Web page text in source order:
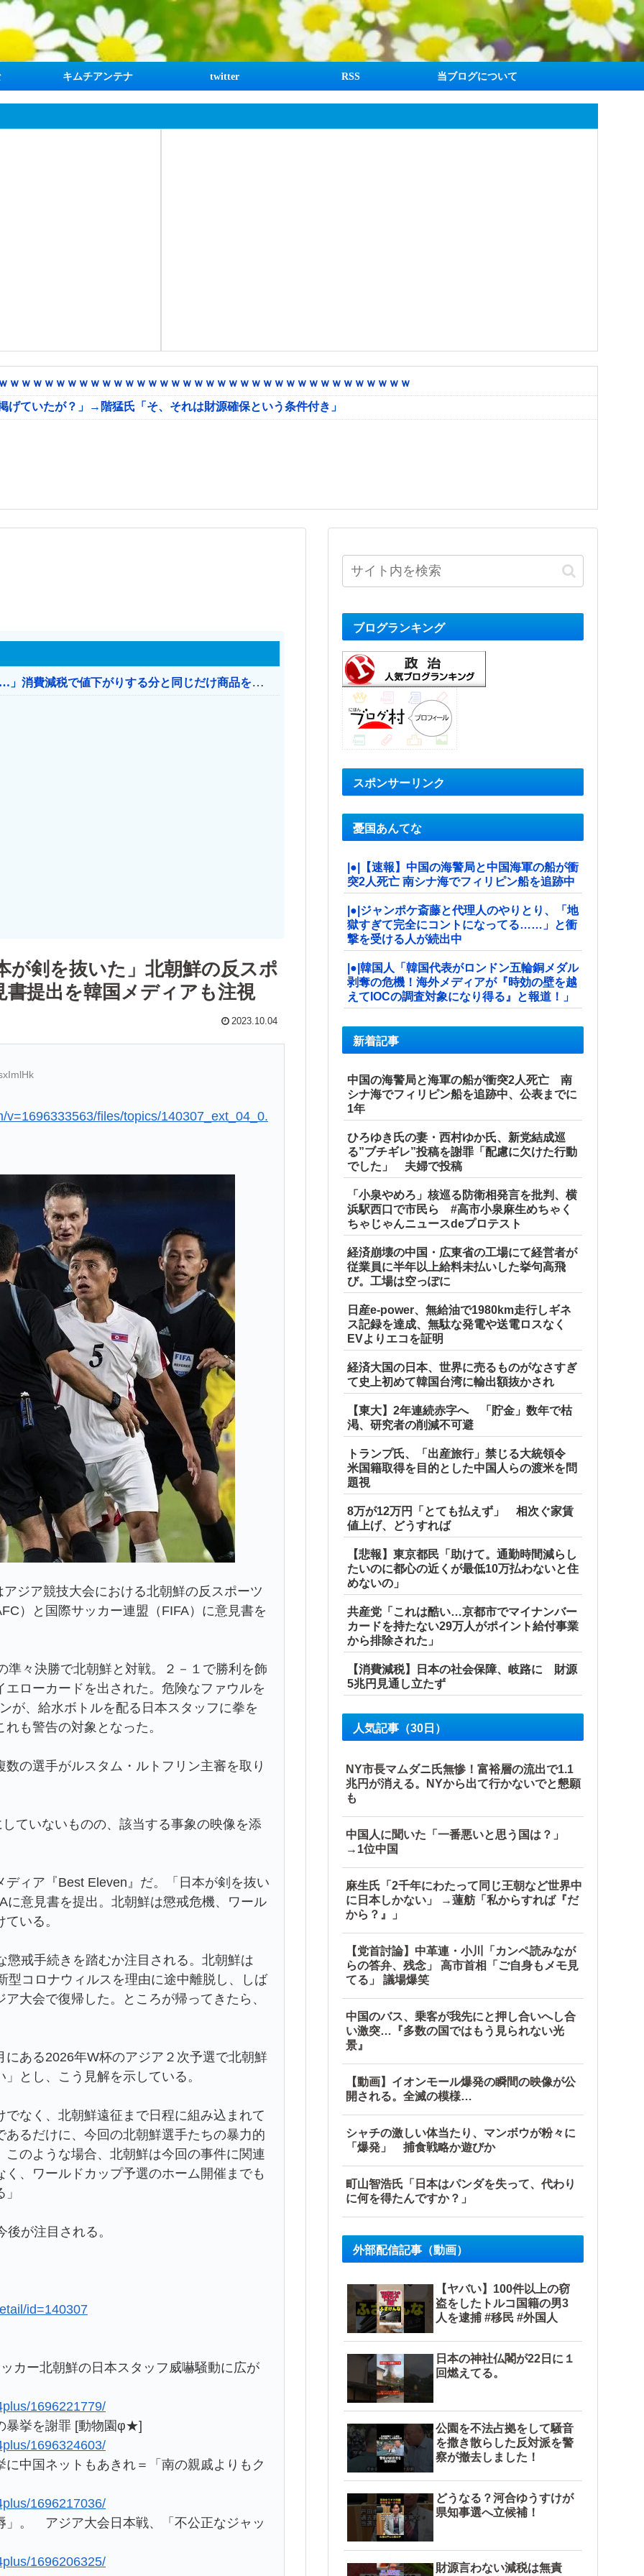
キムチアンテナ twitter RSS 当ブログについて
ｗｗｗｗｗｗｗｗｗｗｗｗｗｗｗｗｗｗｗｗｗｗｗｗｗｗｗｗｗｗｗｗｗｗ
ていたが？」→階猛氏「そ、それは財源確保という条件付き」
【消費税率1％】 「下げるのが筋なんですけど…」消費減税で値下がりする分と同じだけ商品を値上げして店頭価格を変えない店も
が剣を抜いた」北朝鮮の反スポ
提出を韓国メディアも注視
2023.10.04
files/topics/140307_ext_04_0.
ジア競技大会における北朝鮮の反スポーツ
）と国際サッカー連盟（FIFA）に意見書を
々決勝で北朝鮮と対戦。２－１で勝利を飾
ローカードを出された。危険なファウルを
が、給水ボトルを配る日本スタッフに拳を
も警告の対象となった。
の選手がルスタム・ルトフリン主審を取り
ていないものの、該当する事象の映像を添
ィア『Best Eleven』だ。「日本が剣を抜い
意見書を提出。北朝鮮は懲戒危機、ワール
いる。
戒手続きを踏むか注目される。北朝鮮は
型コロナウィルスを理由に途中離脱し、しば
大会で復帰した。ところが帰ってきたら、
ある2026年W杯のアジア２次予選で北朝鮮
とし、こう見解を示している。
なく、北朝鮮遠征まで日程に組み込まれて
るだけに、今回の北朝鮮選手たちの暴力的
のような場合、北朝鮮は今回の事件に関連
、ワールドカップ予選のホーム開催までも
が注目される。
id=140307
カー北朝鮮の日本スタッフ威嚇騒動に広が
1696221779/
暴挙を謝罪 [動物園φ★]
1696324603/
中国ネットもあきれ＝「南の親戚よりもク
1696217036/
。 アジア大会日本戦、「不公正なジャッ
1696206325/
ブログランキング
スポンサーリンク
憂国あんてな
|●|【速報】中国の海警局と中国海軍の船が衝
突2人死亡 南シナ海でフィリピン船を追跡中
|●|ジャンポケ斎藤と代理人のやりとり、「地
獄すぎて完全にコントになってる……」と衝
撃を受ける人が続出中
|●|韓国人「韓国代表がロンドン五輪銅メダル
剥奪の危機！海外メディアが『時効の壁を越
えてIOCの調査対象になり得る』と報道！」
新着記事
中国の海警局と海軍の船が衝突2人死亡 南
シナ海でフィリピン船を追跡中、公表までに
1年
ひろゆき氏の妻・西村ゆか氏、新党結成巡
る”ブチギレ”投稿を謝罪「配慮に欠けた行動
でした」 夫婦で投稿
「小泉やめろ」核巡る防衛相発言を批判、横
浜駅西口で市民ら #高市小泉麻生めちゃく
ちゃじゃんニュースdeプロテスト
経済崩壊の中国・広東省の工場にて経営者が
従業員に半年以上給料未払いした挙句高飛
び。工場は空っぽに
日産e-power、無給油で1980km走行しギネ
ス記録を達成、無駄な発電や送電ロスなく
EVよりエコを証明
経済大国の日本、世界に売るものがなさすぎ
て史上初めて韓国台湾に輸出額抜かされ
【東大】2年連続赤字へ 「貯金」数年で枯
渇、研究者の削減不可避
トランプ氏、「出産旅行」禁じる大統領令
米国籍取得を目的とした中国人らの渡米を問
題視
8万が12万円「とても払えず」 相次ぐ家賃
値上げ、どうすれば
【悲報】東京都民「助けて。通勤時間減らし
たいのに都心の近くが最低10万払わないと住
めないの」
共産党「これは酷い…京都市でマイナンバー
カードを持たない29万人がポイント給付事業
から排除された」
【消費減税】日本の社会保障、岐路に 財源
5兆円見通し立たず
人気記事（30日）
NY市長マムダニ氏無惨！富裕層の流出で1.1
兆円が消える。NYから出て行かないでと懇願
も
中国人に聞いた「一番悪いと思う国は？」
→1位中国
麻生氏「2千年にわたって同じ王朝など世界中
に日本しかない」 →蓮舫「私からすれば『だ
から？』」
【党首討論】中革連・小川「カンペ読みなが
らの答弁、残念」 高市首相「ご自身もメモ見
てる」 議場爆笑
中国のバス、乗客が我先にと押し合いへし合
い激突…『多数の国ではもう見られない光
景』
【動画】イオンモール爆発の瞬間の映像が公
開される。全滅の模様…
シャチの激しい体当たり、マンボウが粉々に
「爆発」 捕食戦略か遊びか
町山智浩氏「日本はパンダを失って、代わり
に何を得たんですか？」
外部配信記事（動画）
【ヤバい】100件以上の窃
盗をしたトルコ国籍の男3
人を逮捕 #移民 #外国人
日本の神社仏閣が22日に１
回燃えてる。
公園を不法占拠をして騒音
を撒き散らした反対派を警
察が撤去しました！
どうなる？河合ゆうすけが
県知事選へ立候補！
財源言わない減税は無責